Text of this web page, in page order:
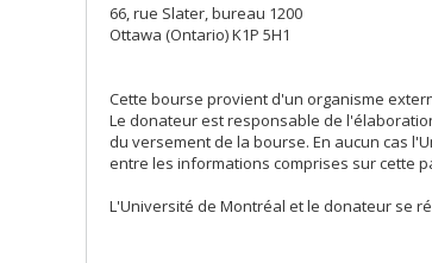
66, rue Slater, bureau 1200
Ottawa (Ontario) K1P 5H1
Cette bourse provient d'un organisme
Le donateur est responsable de
du versement de la bourse. En aucun cas
entre les informations comprises sur cette
L'Université de Montréal et le donateur se